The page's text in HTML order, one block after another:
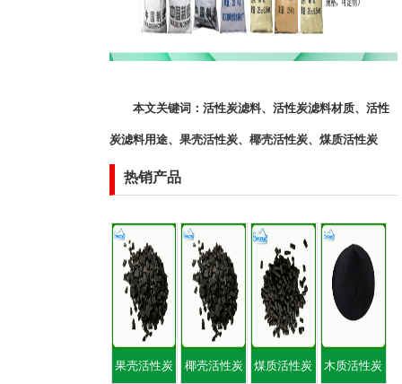
本文关键词： 活性炭滤料、 活性炭滤料材质、 活性
炭滤料用途、 果壳活性炭、 椰壳活性炭、 煤质活性炭
热销产品
果壳活性炭 椰壳活性炭 煤质活性炭 木质活性炭